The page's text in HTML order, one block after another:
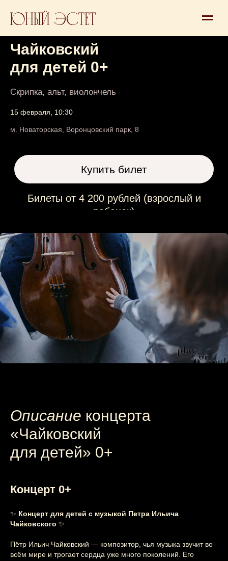
Концерт 0+
Чайковский
для детей 0+
Скрипка, альт, виолончель
15 февраля, 10:30
м. Новаторская, Воронцовский парк, 8
Описание концерта
«Чайковский
для детей» 0+
Концерт 0+
✨ Концерт для детей с музыкой Петра Ильича
Чайковского ✨
Пётр Ильич Чайковский — композитор, чья музыка звучит во
всём мире и трогает сердца уже много поколений. Его